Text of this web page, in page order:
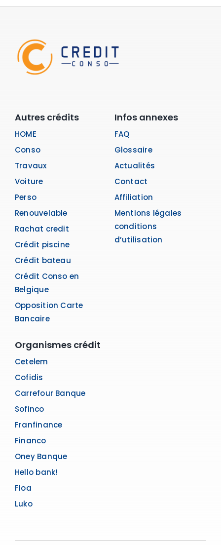
Autres crédits
HOME
Conso
Travaux
Voiture
Perso
Renouvelable
Rachat credit
Crédit piscine
Crédit bateau
Crédit Conso en
Belgique
Opposition Carte
Bancaire
Infos annexes
FAQ
Glossaire
Actualités
Contact
Affiliation
Mentions légales
conditions
d’utilisation
Organismes crédit
Cetelem
Cofidis
Carrefour Banque
Sofinco
Franfinance
Financo
Oney Banque
Hello bank!
Floa
Luko